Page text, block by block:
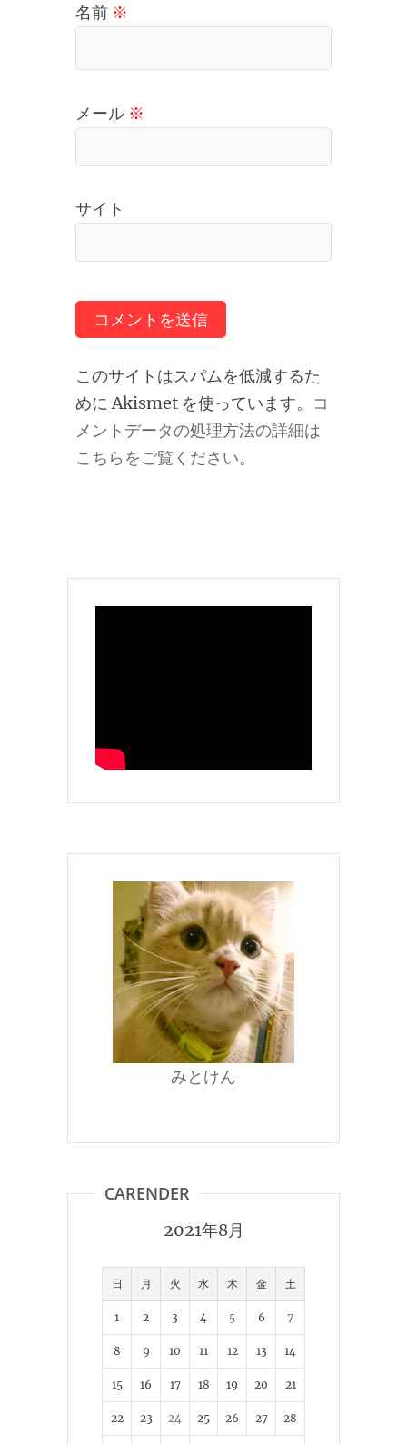
名前 ※
メール ※
サイト
このサイトはスパムを低減するた
めに Akismet を使っています。 コ
メントデータの処理方法の詳細は
こちらをご覧ください。
みとけん
CARENDER
2021年8月
日 月 火 水 木 金 土
1 2 3 4 5 6 7
8 9 10 11 12 13 14
15 16 17 18 19 20 21
22 23 24 25 26 27 28